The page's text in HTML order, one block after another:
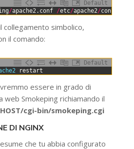
Default
/apache2. conf /etc/apache2/conf
collegamento simbolico,
il comando:
Default
restart
essere in grado di
web Smokeping richiamando il
cgi-bin/smokeping.cgi
DI NGINX
che tu abbia configurato